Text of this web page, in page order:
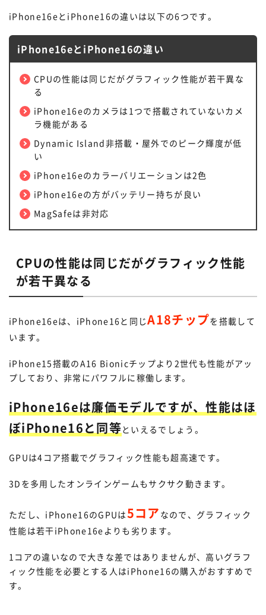
iPhone16eとiPhone16の違いは以下の6つです。
iPhone16eとiPhone16の違い
CPUの性能は同じだがグラフィック性能が若干異な
る
iPhone16eのカメラは1つで搭載されていないカメ
ラ機能がある
Dynamic Island非搭載・屋外でのピーク輝度が低
い
iPhone16eのカラーバリエーションは2色
iPhone16eの方がバッテリー持ちが良い
MagSafeは非対応
CPUの性能は同じだがグラフィック性能
が若干異なる
iPhone16eは、iPhone16と同じA18チップを搭載して
います。
iPhone15搭載のA16 Bionicチップより2世代も性能がアッ
プしており、非常にパワフルに稼働します。
iPhone16eは廉価モデルですが、性能はほ
ぼiPhone16と同等といえるでしょう。
GPUは4コア搭載でグラフィック性能も超高速です。
3Dを多用したオンラインゲームもサクサク動きます。
ただし、iPhone16のGPUは5コア なので、グラフィック
性能は若干iPhone16eよりも劣ります。
1コアの違いなので大きな差ではありませんが、高いグラフ
ィック性能を必要とする人はiPhone16の購入がおすすめで
す。